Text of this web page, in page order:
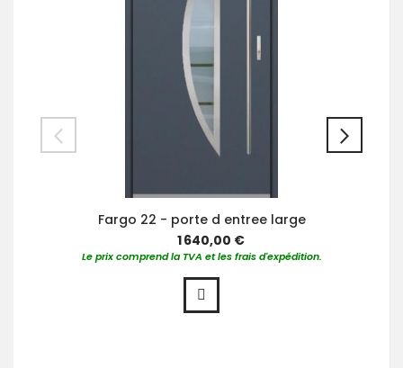
Fargo 22 - porte d entree large
1 640,00 €
Le prix comprend la TVA et les frais d'expédition.